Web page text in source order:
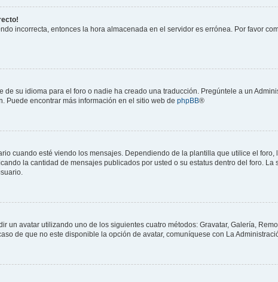
incorrecta, entonces la hora almacenada en el servidor es errónea. Por favor
su idioma para el foro o nadie ha creado una traducción. Pregúntele a un
Puede encontrar más información en el sitio web de phpBB®
cuando esté viendo los mensajes. Dependiendo de la plantilla que utilice el
la cantidad de mensajes publicados por usted o su estatus dentro del foro.
un avatar utilizando uno de los siguientes cuatro métodos: Gravatar, Galería,
de que no este disponible la opción de avatar, comuníquese con La